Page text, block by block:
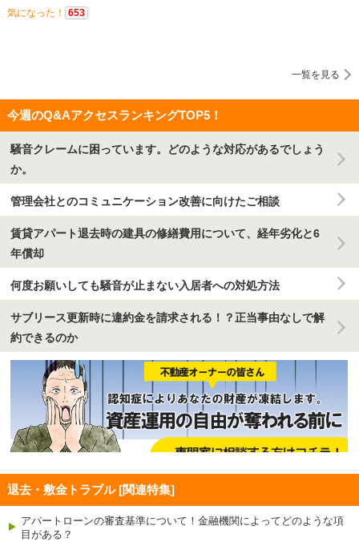
気になった！ 653
一覧を見る
今週のQ&AアクセスランキングTOP5！
騒音クレームに困っています。どのような対応があるでしょう
か。
管理会社とのコミュニケーション改善に向けたご相談
賃貸アパート退去時の建具の修繕費用について、経年劣化と6
年償却
何度お願いしても騒音が止まない入居者への対処方法
サブリース更新時に違約金を請求される！？正当事由なしで解
約できるのか
退去・敷金トラブル [関連特集]
アパートローンの審査基準について！金融機関によってどのような項
目がある？